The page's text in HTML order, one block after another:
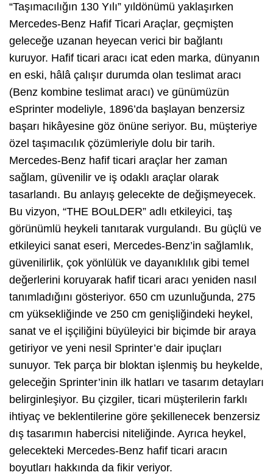
“Taşımacılığın 130 Yılı” yıldönümü yaklaşırken
Mercedes-Benz Hafif Ticari Araçlar, geçmişten
geleceğe uzanan heyecan verici bir bağlantı
kuruyor. Hafif ticari aracı icat eden marka, dünyanın
en eski, hâlâ çalışır durumda olan teslimat aracı
(Benz kombine teslimat aracı) ve günümüzün
eSprinter modeliyle, 1896’da başlayan benzersiz
başarı hikâyesine göz önüne seriyor. Bu, müşteriye
özel taşımacılık çözümleriyle dolu bir tarih.
Mercedes-Benz hafif ticari araçlar her zaman
sağlam, güvenilir ve iş odaklı araçlar olarak
tasarlandı. Bu anlayış gelecekte de değişmeyecek.
Bu vizyon, “THE BOuLDER” adlı etkileyici, taş
görünümlü heykeli tanıtarak vurgulandı. Bu güçlü ve
etkileyici sanat eseri, Mercedes-Benz’in sağlamlık,
güvenilirlik, çok yönlülük ve dayanıklılık gibi temel
değerlerini koruyarak hafif ticari aracı yeniden nasıl
tanımladığını gösteriyor. 650 cm uzunluğunda, 275
cm yüksekliğinde ve 250 cm genişliğindeki heykel,
sanat ve el işçiliğini büyüleyici bir biçimde bir araya
getiriyor ve yeni nesil Sprinter’e dair ipuçları
sunuyor. Tek parça bir bloktan işlenmiş bu heykelde,
geleceğin Sprinter’inin ilk hatları ve tasarım detayları
belirginleşiyor. Bu çizgiler, ticari müşterilerin farklı
ihtiyaç ve beklentilerine göre şekillenecek benzersiz
dış tasarımın habercisi niteliğinde. Ayrıca heykel,
gelecekteki Mercedes-Benz hafif ticari aracın
boyutları hakkında da fikir veriyor.